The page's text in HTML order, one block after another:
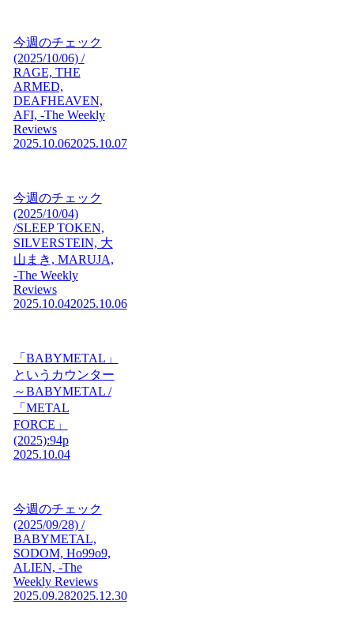
今週のチェック
(2025/10/06) /
RAGE, THE
ARMED,
DEAFHEAVEN,
AFI, -The Weekly
Reviews
2025.10.062025.10.07
今週のチェック
(2025/10/04)
/SLEEP TOKEN,
SILVERSTEIN, 大
山まき, MARUJA,
-The Weekly
Reviews
2025.10.042025.10.06
「BABYMETAL」
というカウンター
～BABYMETAL /
「METAL
FORCE」
(2025):94p
2025.10.04
今週のチェック
(2025/09/28) /
BABYMETAL,
SODOM, Ho99o9,
ALIEN, -The
Weekly Reviews
2025.09.282025.12.30